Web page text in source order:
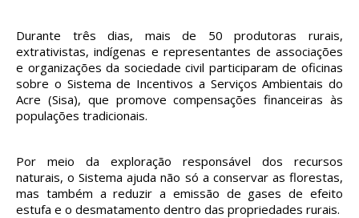
Durante três dias, mais de 50 produtoras rurais,
extrativistas, indígenas e representantes de associações
e organizações da sociedade civil participaram de oficinas
sobre o Sistema de Incentivos a Serviços Ambientais do
Acre (Sisa), que promove compensações financeiras às
populações tradicionais.
Por meio da exploração responsável dos recursos
naturais, o Sistema ajuda não só a conservar as florestas,
mas também a reduzir a emissão de gases de efeito
estufa e o desmatamento dentro das propriedades rurais.